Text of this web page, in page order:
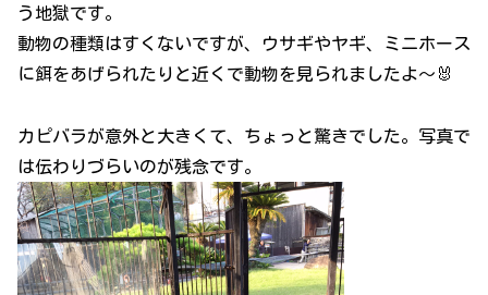
う地獄です。
動物の種類はすくないですが、ウサギやヤギ、ミニホース
に餌をあげられたりと近くで動物を見られましたよ～🐰
カピバラが意外と大きくて、ちょっと驚きでした。写真で
は伝わりづらいのが残念です。